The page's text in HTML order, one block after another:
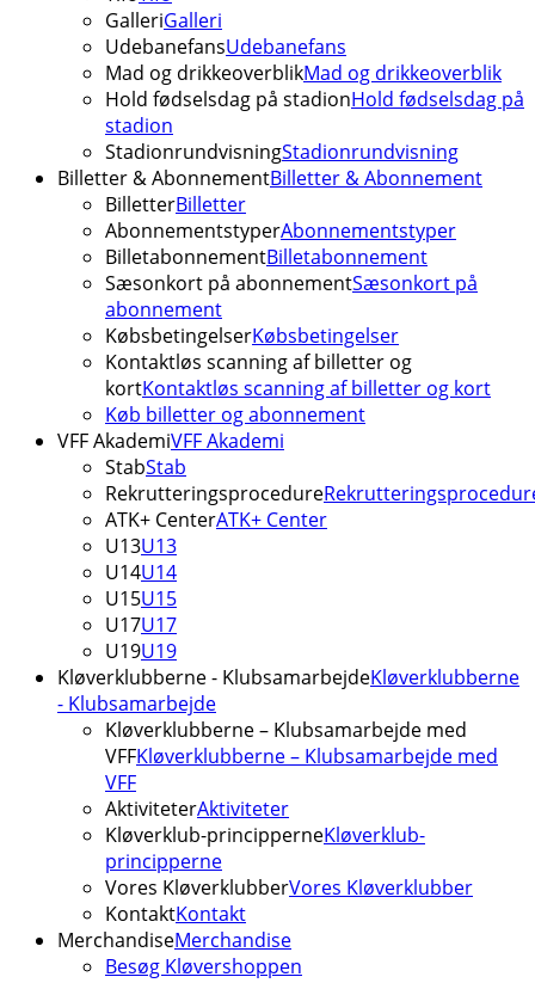
GalleriGalleri
UdebanefansUdebanefans
Mad og drikkeoverblikMad og drikkeoverblik
Hold fødselsdag på stadionHold fødselsdag på
stadion
StadionrundvisningStadionrundvisning
Billetter & AbonnementBilletter & Abonnement
BilletterBilletter
AbonnementstyperAbonnementstyper
BilletabonnementBilletabonnement
Sæsonkort på abonnementSæsonkort på
abonnement
KøbsbetingelserKøbsbetingelser
Kontaktløs scanning af billetter og
kortKontaktløs scanning af billetter og kort
Køb billetter og abonnement
VFF AkademiVFF Akademi
StabStab
Rekrutteringsprocedure
ATK+ CenterATK+ Center
U13U13
U14U14
U15U15
U17U17
U19U19
Kløverklubberne - KlubsamarbejdeKløverklubberne
- Klubsamarbejde
Kløverklubberne – Klubsamarbejde med
VFFKløverklubberne – Klubsamarbejde med
VFF
AktiviteterAktiviteter
Kløverklub-principperneKløverklub-
principperne
Vores KløverklubberVores Kløverklubber
KontaktKontakt
MerchandiseMerchandise
Besøg Kløvershoppen